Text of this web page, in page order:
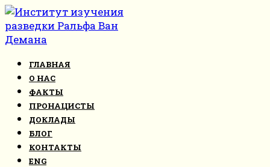
Перейти
к
контенту
ГЛАВНАЯ
О НАС
ФАКТЫ
ПРОНАЦИСТЫ
ДОКЛАДЫ
БЛОГ
КОНТАКТЫ
ENG